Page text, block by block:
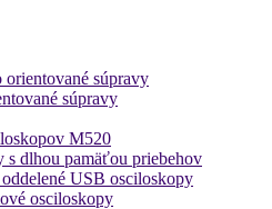
orientované súpravy
súpravy
M520
s dlhou pamäťou priebehov
USB osciloskopy
osciloskopy